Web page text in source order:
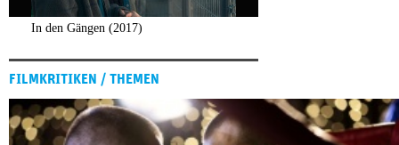
In den Gängen (2017)
FILMKRITIKEN / THEMEN